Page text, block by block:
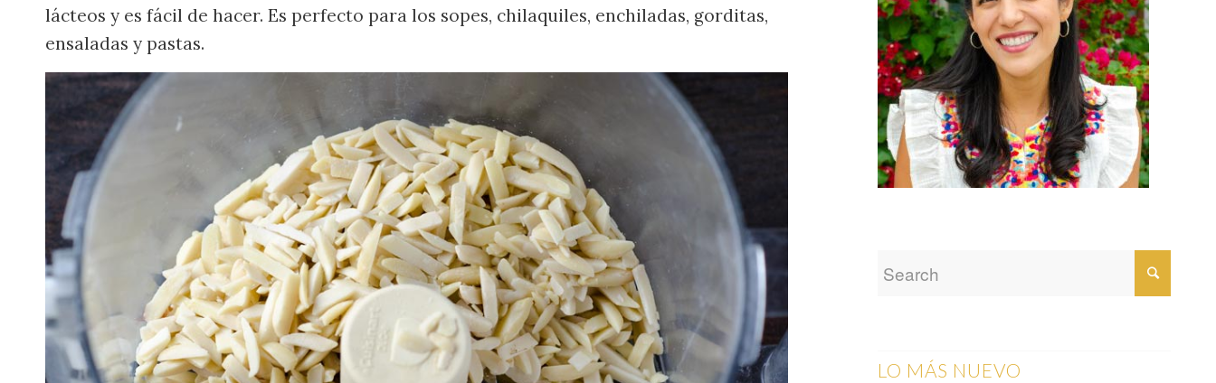
lácteos y es fácil de hacer. Es perfecto para los sopes, chilaquiles, enchiladas, gorditas,
ensaladas y pastas.
LO MÁS NUEVO